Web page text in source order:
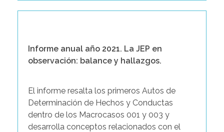
Informe anual año 2021. La JEP en
observación: balance y hallazgos.
El informe resalta los primeros Autos de
Determinación de Hechos y Conductas
dentro de los Macrocasos 001 y 003 y
desarrolla conceptos relacionados con el